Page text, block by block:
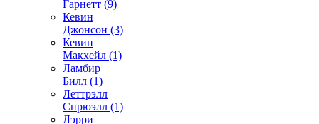
Гарнетт (9)
Кевин
Джонсон (3)
Кевин
Макхейл (1)
Ламбир
Билл (1)
Леттрэлл
Спрюэлл (1)
Лэрри